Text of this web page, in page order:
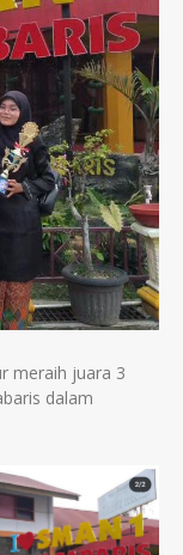
meraih juara 3
dalam